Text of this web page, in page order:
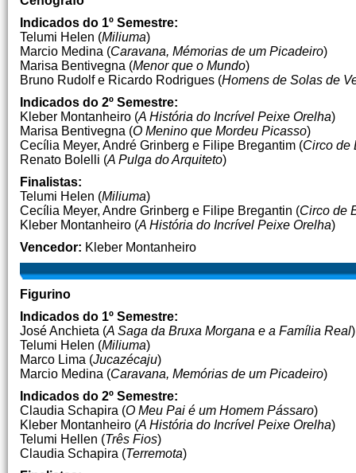
Indicados do 1º Semestre:
Telumi Helen (Miliuma)
Marcio Medina (Caravana, Mémorias de um Picadeiro)
Marisa Bentivegna (Menor que o Mundo)
Bruno Rudolf e Ricardo Rodrigues (Homens de Solas de
Indicados do 2º Semestre:
Kleber Montanheiro (A História do Incrível Peixe Orelha)
Marisa Bentivegna (O Menino que Mordeu Picasso)
Cecília Meyer, André Grinberg e Filipe Bregantim (Circo de
Renato Bolelli (A Pulga do Arquiteto)
Finalistas:
Telumi Helen (Miliuma)
Cecília Meyer, Andre Grinberg e Filipe Bregantin (Circo de
Kleber Montanheiro (A História do Incrível Peixe Orelha)
Vencedor: Kleber Montanheiro
Figurino
Indicados do 1º Semestre:
José Anchieta (A Saga da Bruxa Morgana e a Família Real)
Telumi Helen (Miliuma)
Marco Lima (Jucazécaju)
Marcio Medina (Caravana, Memórias de um Picadeiro)
Indicados do 2º Semestre:
Claudia Schapira (O Meu Pai é um Homem Pássaro)
Kleber Montanheiro (A História do Incrível Peixe Orelha)
Telumi Hellen (Três Fios)
Claudia Schapira (Terremota)